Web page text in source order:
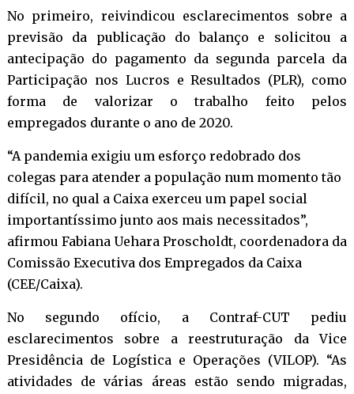
No primeiro, reivindicou esclarecimentos sobre a
previsão da publicação do balanço e solicitou a
antecipação do pagamento da segunda parcela da
Participação nos Lucros e Resultados (PLR), como
forma de valorizar o trabalho feito pelos
empregados durante o ano de 2020.
“A pandemia exigiu um esforço redobrado dos
colegas para atender a população num momento tão
difícil, no qual a Caixa exerceu um papel social
importantíssimo junto aos mais necessitados”,
afirmou Fabiana Uehara Proscholdt, coordenadora da
Comissão Executiva dos Empregados da Caixa
(CEE/Caixa).
No segundo ofício, a Contraf-CUT pediu
esclarecimentos sobre a reestruturação da Vice
Presidência de Logística e Operações (VILOP). “As
atividades de várias áreas estão sendo migradas,